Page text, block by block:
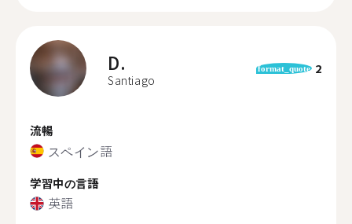
D.
Santiago
format_quote 2
流暢
スペイン語
学習中の言語
英語